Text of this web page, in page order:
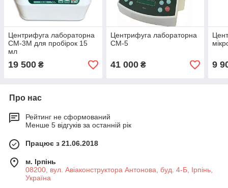
Центрифуга лабораторна
СМ-3М для пробірок 15
мл
19 500 ₴
Центрифуга лабораторна
СМ-5
41 000₴ 9
Про нас
Рейтинг не сформований
Менше 5 відгуків за останній рік
Працює з 21.06.2018
м. Ірпінь
08200, вул. Авіаконструктора Антонова, буд. 4-Б, Ірпінь,
Україна